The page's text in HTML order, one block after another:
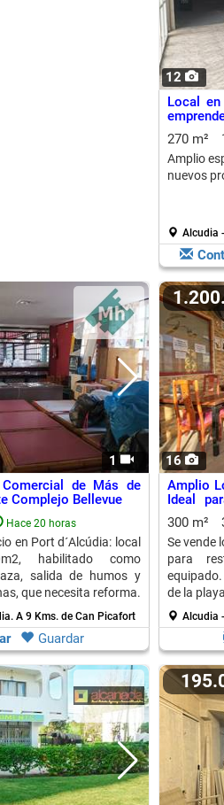
12
Local
270 m²
Amplio
nuevos
Alcudia
1
de Más de
Complejo Bellevue
Hace 20 horas
en Port d´Alcúdia: local
habilitado como
salida de humos y
que necesita reforma.
A 9 Kms. de Can Picafort
Guardar
16
Amplio
Ideal
Tráfico
300 m²
Se vende
para
de la
Alcudia